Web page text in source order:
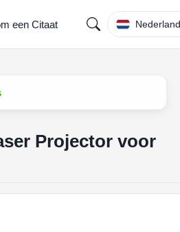
een Citaat
Projector voor